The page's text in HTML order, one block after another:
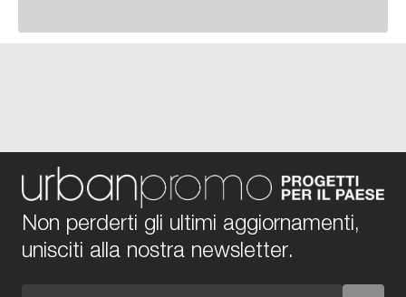
Non perderti gli ultimi aggiornamenti,
unisciti alla nostra newsletter.